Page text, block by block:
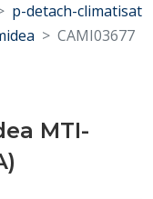
p-detach-climatisat
CAMI03677
MTI-